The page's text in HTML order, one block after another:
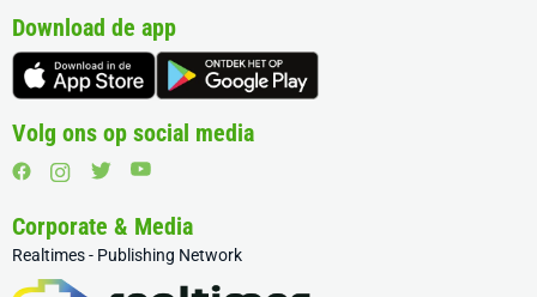
Download de app
Volg ons op social media
Corporate & Media
Realtimes - Publishing Network